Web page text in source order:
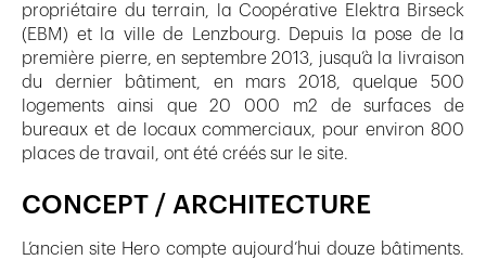
propriétaire du terrain, la Coopérative Elektra Birseck
(EBM) et la ville de Lenzbourg. Depuis la pose de la
première pierre, en septembre 2013, jusqu’à la livraison
du dernier bâtiment, en mars 2018, quelque 500
logements ainsi que 20 000 m2 de surfaces de
bureaux et de locaux commerciaux, pour environ 800
places de travail, ont été créés sur le site.
CONCEPT / ARCHITECTURE
L’ancien site Hero compte aujourd’hui douze bâtiments.